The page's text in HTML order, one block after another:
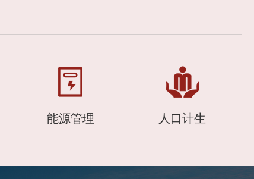
能源管理 人口计生